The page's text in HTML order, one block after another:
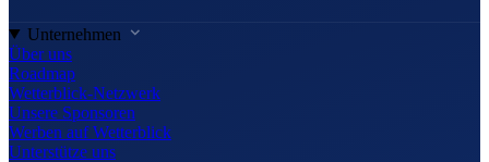
Unternehmen
Über uns
Roadmap
Wetterblick-Netzwerk
Unsere Sponsoren
Werben auf Wetterblick
Unterstütze uns